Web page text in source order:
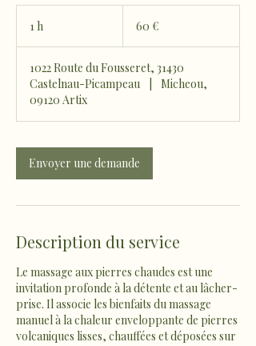
1 h 60 €
1022 Route du Fousseret, 31430
Castelnau-Picampeau
Micheou,
09120 Artix
Envoyer une demande
Description du service
Le massage aux pierres chaudes est une
invitation profonde à la détente et au lâcher-
prise. Il associe les bienfaits du massage
manuel à la chaleur enveloppante de pierres
volcaniques lisses, chauffées et déposées sur